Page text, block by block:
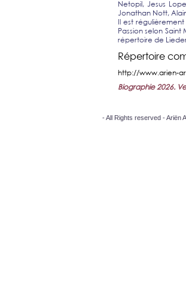
Netopil, Jesus
Jonathan Nott,
Il est
Passion selon
répertoire de
Répertoire
http://www.arien-
Biographie 2026.
- All Rights reserved - Ariën